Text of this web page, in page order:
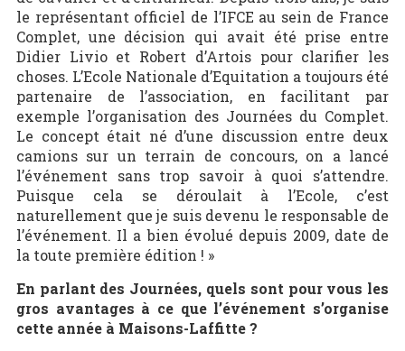
le représentant officiel de l’IFCE au sein de France
Complet, une décision qui avait été prise entre
Didier Livio et Robert d’Artois pour clarifier les
choses. L’Ecole Nationale d’Equitation a toujours été
partenaire de l’association, en facilitant par
exemple l’organisation des Journées du Complet.
Le concept était né d’une discussion entre deux
camions sur un terrain de concours, on a lancé
l’événement sans trop savoir à quoi s’attendre.
Puisque cela se déroulait à l’Ecole, c’est
naturellement que je suis devenu le responsable de
l’événement. Il a bien évolué depuis 2009, date de
la toute première édition ! »
En parlant des Journées, quels sont pour vous les
gros avantages à ce que l’événement s’organise
cette année à Maisons-Laffitte ?